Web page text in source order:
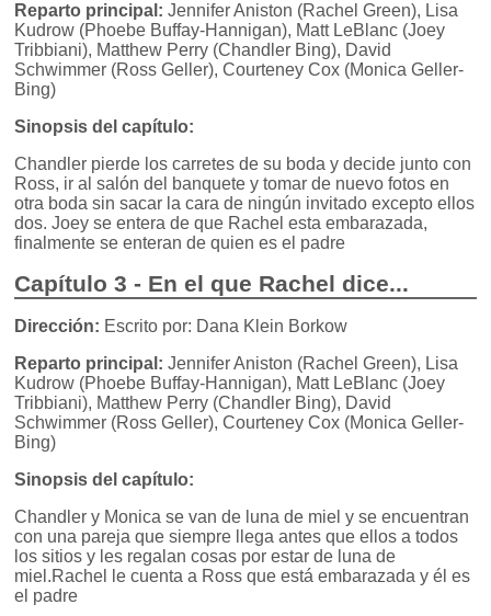
Reparto principal: Jennifer Aniston (Rachel Green), Lisa
Kudrow (Phoebe Buffay-Hannigan), Matt LeBlanc (Joey
Tribbiani), Matthew Perry (Chandler Bing), David
Schwimmer (Ross Geller), Courteney Cox (Monica Geller-
Bing)
Sinopsis del capítulo:
Chandler pierde los carretes de su boda y decide junto con
Ross, ir al salón del banquete y tomar de nuevo fotos en
otra boda sin sacar la cara de ningún invitado excepto ellos
dos. Joey se entera de que Rachel esta embarazada,
finalmente se enteran de quien es el padre
Capítulo 3 - En el que Rachel dice...
Dirección: Escrito por: Dana Klein Borkow
Reparto principal: Jennifer Aniston (Rachel Green), Lisa
Kudrow (Phoebe Buffay-Hannigan), Matt LeBlanc (Joey
Tribbiani), Matthew Perry (Chandler Bing), David
Schwimmer (Ross Geller), Courteney Cox (Monica Geller-
Bing)
Sinopsis del capítulo:
Chandler y Monica se van de luna de miel y se encuentran
con una pareja que siempre llega antes que ellos a todos
los sitios y les regalan cosas por estar de luna de
miel.Rachel le cuenta a Ross que está embarazada y él es
el padre